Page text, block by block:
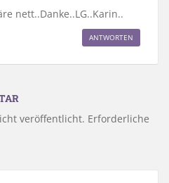
nett..Danke..LG..Karin..
ANTWORTEN
veröffentlicht. Erforderliche